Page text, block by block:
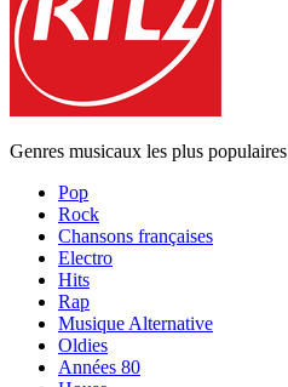
Genres musicaux les plus populaires
Pop
Rock
Chansons françaises
Electro
Hits
Rap
Musique Alternative
Oldies
Années 80